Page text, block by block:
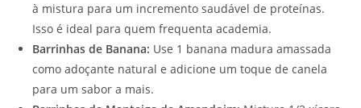
à mistura para um incremento saudável de proteínas.
Isso é ideal para quem frequenta academia.
Barrinhas de Banana: Use 1 banana madura amassada
como adoçante natural e adicione um toque de canela
para um sabor a mais.